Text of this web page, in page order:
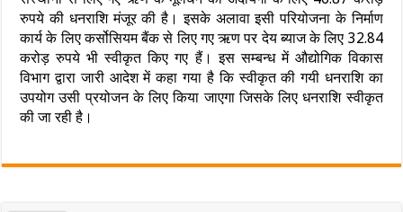
रुपये की धनराशि मंजूर की है। इसके अलावा इसी परियोजना के निर्माण
कार्य के लिए कर्सोसियम बैंक से लिए गए ऋण पर देय ब्याज के लिए 32.84
करोड़ रुपये भी स्वीकृत किए गए हैं। इस सम्बन्ध में औद्योगिक विकास
विभाग द्वारा जारी आदेश में कहा गया है कि स्वीकृत की गयी धनराशि का
उपयोग उसी प्रयोजन के लिए किया जाएगा जिसके लिए धनराशि स्वीकृत
की जा रही है।